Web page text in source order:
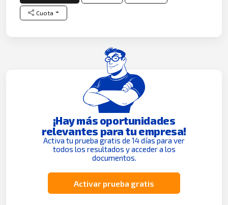
Cuota
¡Hay más oportunidades
relevantes para tu empresa!
Activa tu prueba gratis de 14 días para ver
todos los resultados y acceder a los
documentos.
Activar prueba gratis